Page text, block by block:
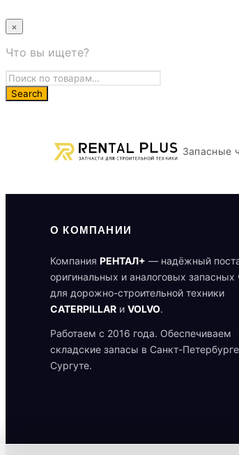
×
Что вы ищете?
Запасные
О КОМПАНИИ
Компания РЕНТАЛ+ — надёжный
оригинальных и аналоговых запасных
для дорожно-строительной техники
CATERPILLAR и VOLVO.
Работаем с 2016 года. Обеспечиваем
складские запасы в Санкт-
Сургуте.